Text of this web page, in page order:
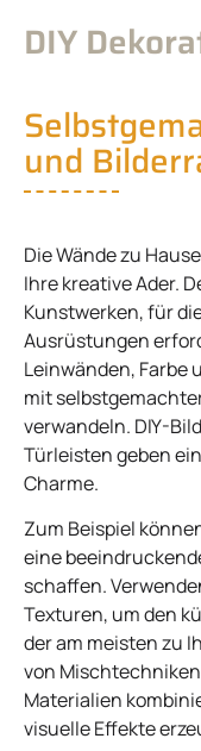
DIY
und
Die Wände zu
Ihre kreative Ader.
Kunstwerken, für
Ausrüstungen
Leinwänden, Farbe
mit
verwandeln. DIY-
Türleisten geben
Charme.
Zum Beispiel
eine
schaffen.
Texturen, um den
der am meisten zu
von
Materialien
visuelle Effekte